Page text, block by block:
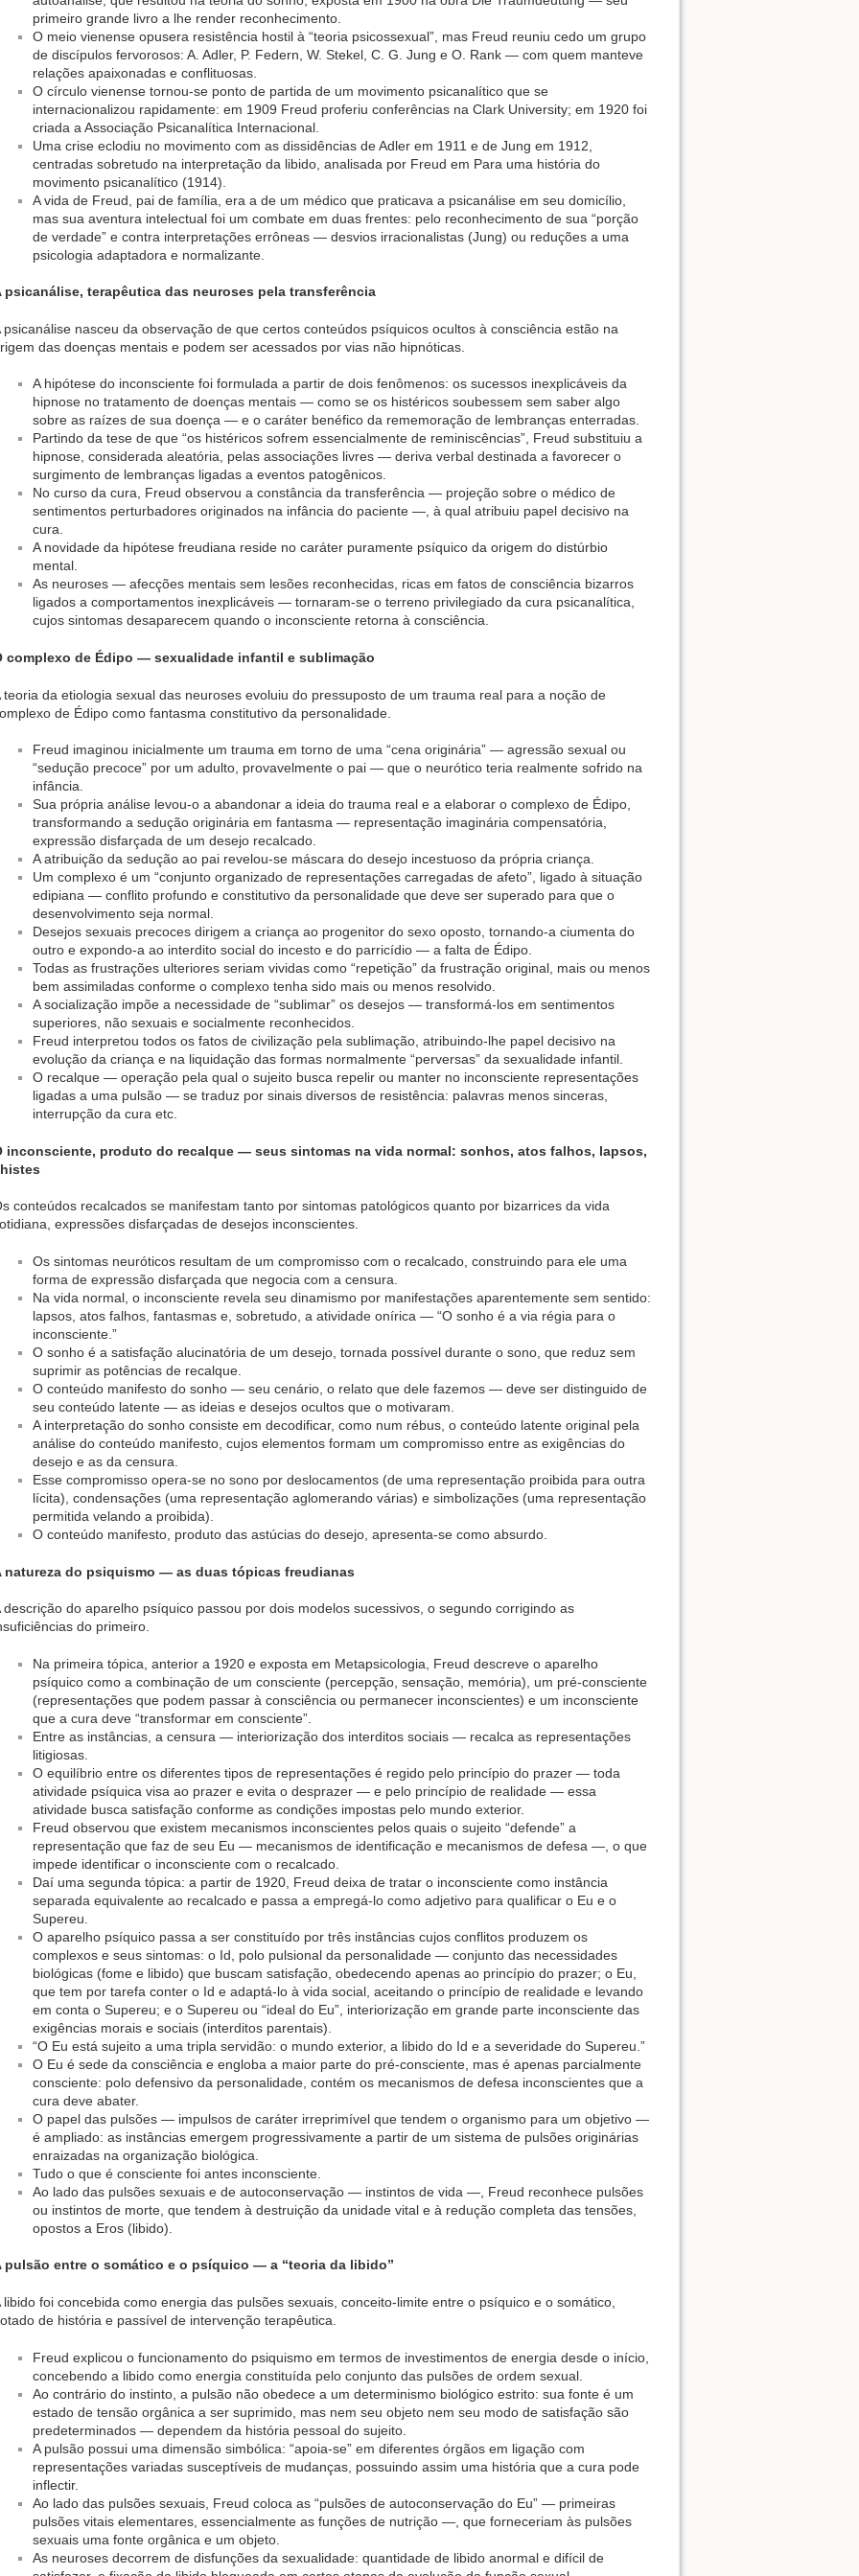
primeiro grande livro a lhe render reconhecimento.
O meio vienense opusera resistência hostil à “teoria psicossexual”, mas Freud reuniu cedo um grupo
de discípulos fervorosos: A. Adler, P. Federn, W. Stekel, C. G. Jung e O. Rank — com quem manteve
relações apaixonadas e conflituosas.
O círculo vienense tornou-se ponto de partida de um movimento psicanalítico que se
internacionalizou rapidamente: em 1909 Freud proferiu conferências na Clark University; em 1920 foi
criada a Associação Psicanalítica Internacional.
Uma crise eclodiu no movimento com as dissidências de Adler em 1911 e de Jung em 1912,
centradas sobretudo na interpretação da libido, analisada por Freud em Para uma história do
movimento psicanalítico (1914).
A vida de Freud, pai de família, era a de um médico que praticava a psicanálise em seu domicílio,
mas sua aventura intelectual foi um combate em duas frentes: pelo reconhecimento de sua “porção
de verdade” e contra interpretações errôneas — desvios irracionalistas (Jung) ou reduções a uma
psicologia adaptadora e normalizante.
psicanálise, terapêutica das neuroses pela transferência
psicanálise nasceu da observação de que certos conteúdos psíquicos ocultos à consciência estão na
das doenças mentais e podem ser acessados por vias não hipnóticas.
A hipótese do inconsciente foi formulada a partir de dois fenômenos: os sucessos inexplicáveis da
hipnose no tratamento de doenças mentais — como se os histéricos soubessem sem saber algo
sobre as raízes de sua doença — e o caráter benéfico da rememoração de lembranças enterradas.
Partindo da tese de que “os histéricos sofrem essencialmente de reminiscências”, Freud substituiu a
hipnose, considerada aleatória, pelas associações livres — deriva verbal destinada a favorecer o
surgimento de lembranças ligadas a eventos patogênicos.
No curso da cura, Freud observou a constância da transferência — projeção sobre o médico de
sentimentos perturbadores originados na infância do paciente —, à qual atribuiu papel decisivo na
cura.
A novidade da hipótese freudiana reside no caráter puramente psíquico da origem do distúrbio
mental.
As neuroses — afecções mentais sem lesões reconhecidas, ricas em fatos de consciência bizarros
ligados a comportamentos inexplicáveis — tornaram-se o terreno privilegiado da cura psicanalítica,
cujos sintomas desaparecem quando o inconsciente retorna à consciência.
complexo de Édipo — sexualidade infantil e sublimação
teoria da etiologia sexual das neuroses evoluiu do pressuposto de um trauma real para a noção de
de Édipo como fantasma constitutivo da personalidade.
Freud imaginou inicialmente um trauma em torno de uma “cena originária” — agressão sexual ou
“sedução precoce” por um adulto, provavelmente o pai — que o neurótico teria realmente sofrido na
infância.
Sua própria análise levou-o a abandonar a ideia do trauma real e a elaborar o complexo de Édipo,
transformando a sedução originária em fantasma — representação imaginária compensatória,
expressão disfarçada de um desejo recalcado.
A atribuição da sedução ao pai revelou-se máscara do desejo incestuoso da própria criança.
Um complexo é um “conjunto organizado de representações carregadas de afeto”, ligado à situação
edipiana — conflito profundo e constitutivo da personalidade que deve ser superado para que o
desenvolvimento seja normal.
Desejos sexuais precoces dirigem a criança ao progenitor do sexo oposto, tornando-a ciumenta do
outro e expondo-a ao interdito social do incesto e do parricídio — a falta de Édipo.
Todas as frustrações ulteriores seriam vividas como “repetição” da frustração original, mais ou menos
bem assimiladas conforme o complexo tenha sido mais ou menos resolvido.
A socialização impõe a necessidade de “sublimar” os desejos — transformá-los em sentimentos
superiores, não sexuais e socialmente reconhecidos.
Freud interpretou todos os fatos de civilização pela sublimação, atribuindo-lhe papel decisivo na
evolução da criança e na liquidação das formas normalmente “perversas” da sexualidade infantil.
O recalque — operação pela qual o sujeito busca repelir ou manter no inconsciente representações
ligadas a uma pulsão — se traduz por sinais diversos de resistência: palavras menos sinceras,
interrupção da cura etc.
inconsciente, produto do recalque — seus sintomas na vida normal: sonhos, atos falhos, lapsos,
conteúdos recalcados se manifestam tanto por sintomas patológicos quanto por bizarrices da vida
expressões disfarçadas de desejos inconscientes.
Os sintomas neuróticos resultam de um compromisso com o recalcado, construindo para ele uma
forma de expressão disfarçada que negocia com a censura.
Na vida normal, o inconsciente revela seu dinamismo por manifestações aparentemente sem sentido:
lapsos, atos falhos, fantasmas e, sobretudo, a atividade onírica — “O sonho é a via régia para o
inconsciente.”
O sonho é a satisfação alucinatória de um desejo, tornada possível durante o sono, que reduz sem
suprimir as potências de recalque.
O conteúdo manifesto do sonho — seu cenário, o relato que dele fazemos — deve ser distinguido de
seu conteúdo latente — as ideias e desejos ocultos que o motivaram.
A interpretação do sonho consiste em decodificar, como num rébus, o conteúdo latente original pela
análise do conteúdo manifesto, cujos elementos formam um compromisso entre as exigências do
desejo e as da censura.
Esse compromisso opera-se no sono por deslocamentos (de uma representação proibida para outra
lícita), condensações (uma representação aglomerando várias) e simbolizações (uma representação
permitida velando a proibida).
O conteúdo manifesto, produto das astúcias do desejo, apresenta-se como absurdo.
natureza do psiquismo — as duas tópicas freudianas
descrição do aparelho psíquico passou por dois modelos sucessivos, o segundo corrigindo as
do primeiro.
Na primeira tópica, anterior a 1920 e exposta em Metapsicologia, Freud descreve o aparelho
psíquico como a combinação de um consciente (percepção, sensação, memória), um pré-consciente
(representações que podem passar à consciência ou permanecer inconscientes) e um inconsciente
que a cura deve “transformar em consciente”.
Entre as instâncias, a censura — interiorização dos interditos sociais — recalca as representações
litigiosas.
O equilíbrio entre os diferentes tipos de representações é regido pelo princípio do prazer — toda
atividade psíquica visa ao prazer e evita o desprazer — e pelo princípio de realidade — essa
atividade busca satisfação conforme as condições impostas pelo mundo exterior.
Freud observou que existem mecanismos inconscientes pelos quais o sujeito “defende” a
representação que faz de seu Eu — mecanismos de identificação e mecanismos de defesa —, o que
impede identificar o inconsciente com o recalcado.
Daí uma segunda tópica: a partir de 1920, Freud deixa de tratar o inconsciente como instância
separada equivalente ao recalcado e passa a empregá-lo como adjetivo para qualificar o Eu e o
Supereu.
O aparelho psíquico passa a ser constituído por três instâncias cujos conflitos produzem os
complexos e seus sintomas: o Id, polo pulsional da personalidade — conjunto das necessidades
biológicas (fome e libido) que buscam satisfação, obedecendo apenas ao princípio do prazer; o Eu,
que tem por tarefa conter o Id e adaptá-lo à vida social, aceitando o princípio de realidade e levando
em conta o Supereu; e o Supereu ou “ideal do Eu”, interiorização em grande parte inconsciente das
exigências morais e sociais (interditos parentais).
“O Eu está sujeito a uma tripla servidão: o mundo exterior, a libido do Id e a severidade do Supereu.”
O Eu é sede da consciência e engloba a maior parte do pré-consciente, mas é apenas parcialmente
consciente: polo defensivo da personalidade, contém os mecanismos de defesa inconscientes que a
cura deve abater.
O papel das pulsões — impulsos de caráter irreprimível que tendem o organismo para um objetivo —
é ampliado: as instâncias emergem progressivamente a partir de um sistema de pulsões originárias
enraizadas na organização biológica.
Tudo o que é consciente foi antes inconsciente.
Ao lado das pulsões sexuais e de autoconservação — instintos de vida —, Freud reconhece pulsões
ou instintos de morte, que tendem à destruição da unidade vital e à redução completa das tensões,
opostos a Eros (libido).
pulsão entre o somático e o psíquico — a “teoria da libido”
libido foi concebida como energia das pulsões sexuais, conceito-limite entre o psíquico e o somático,
de história e passível de intervenção terapêutica.
Freud explicou o funcionamento do psiquismo em termos de investimentos de energia desde o início,
concebendo a libido como energia constituída pelo conjunto das pulsões de ordem sexual.
Ao contrário do instinto, a pulsão não obedece a um determinismo biológico estrito: sua fonte é um
estado de tensão orgânica a ser suprimido, mas nem seu objeto nem seu modo de satisfação são
predeterminados — dependem da história pessoal do sujeito.
A pulsão possui uma dimensão simbólica: “apoia-se” em diferentes órgãos em ligação com
representações variadas susceptíveis de mudanças, possuindo assim uma história que a cura pode
inflectir.
Ao lado das pulsões sexuais, Freud coloca as “pulsões de autoconservação do Eu” — primeiras
pulsões vitais elementares, essencialmente as funções de nutrição —, que forneceriam às pulsões
sexuais uma fonte orgânica e um objeto.
As neuroses decorrem de disfunções da sexualidade: quantidade de libido anormal e difícil de